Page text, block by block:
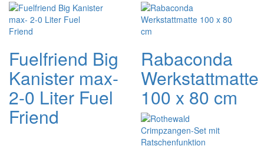
Fuelfriend Big
Kanister max-
2-0 Liter Fuel
Friend
Rabaconda
Werkstattmatte
100 x 80 cm